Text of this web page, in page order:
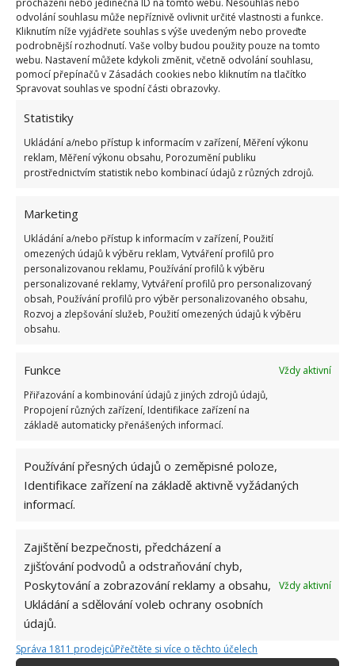
procházení nebo jedinečná ID na tomto webu. Nesouhlas nebo
odvolání souhlasu může nepříznivě ovlivnit určité vlastnosti a funkce.
Kliknutím níže vyjádřete souhlas s výše uvedeným nebo proveďte
podrobnější rozhodnutí. Vaše volby budou použity pouze na tomto
webu. Nastavení můžete kdykoli změnit, včetně odvolání souhlasu,
pomocí přepínačů v Zásadách cookies nebo kliknutím na tlačítko
Spravovat souhlas ve spodní části obrazovky.
Statistiky
Ukládání a/nebo přístup k informacím v zařízení, Měření výkonu
reklam, Měření výkonu obsahu, Porozumění publiku
prostřednictvím statistik nebo kombinací údajů z různých zdrojů.
Marketing
Ukládání a/nebo přístup k informacím v zařízení, Použití
omezených údajů k výběru reklam, Vytváření profilů pro
personalizovanou reklamu, Používání profilů k výběru
personalizované reklamy, Vytváření profilů pro personalizovaný
obsah, Používání profilů pro výběr personalizovaného obsahu,
Rozvoj a zlepšování služeb, Použití omezených údajů k výběru
obsahu.
Funkce
Vždy aktivní
Přiřazování a kombinování údajů z jiných zdrojů údajů,
Propojení různých zařízení, Identifikace zařízení na
základě automaticky přenášených informací.
Používání přesných údajů o zeměpisné poloze,
Identifikace zařízení na základě aktivně vyžádaných
informací.
Zajištění bezpečnosti, předcházení a
zjišťování podvodů a odstraňování chyb,
Poskytování a zobrazování reklamy a obsahu,
Ukládání a sdělování voleb ochrany osobních
údajů.
Vždy aktivní
Správa 1811 prodejcůPřečtěte si více o těchto účelech
Čistěte pravidelně – půjde to
jednoduše
už několik dní, nebo dokonce týdnů. Pokud se s ní
nechcete trápit, doporučujeme čistit sporák vždy po
jeho použití. Jedině tak půjde nečistota dolů velmi
Hana Musilová
Do redakce Bydlimeutulne.cz se
přidala během svých studií a práce
redaktorky ji tak nadchla, že se
autorovi]